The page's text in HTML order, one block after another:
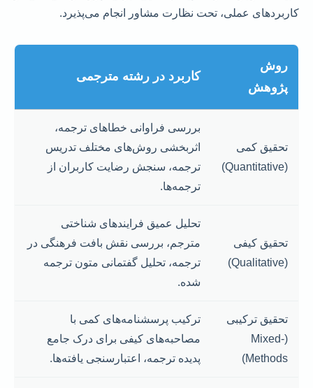
کاربردهای عملی، تحت نظارت مشاور انجام می‌پذیرد.
روش
پژوهش
کاربرد در رشته مترجمی
تحقیق کمی
(Quantitative)
بررسی فراوانی خطاهای ترجمه،
اثربخشی روش‌های مختلف تدریس
ترجمه، سنجش رضایت کاربران از
ترجمه‌ها.
تحقیق کیفی
(Qualitative)
تحلیل عمیق فرایندهای شناختی
مترجم، بررسی نقش بافت فرهنگی در
ترجمه، تحلیل گفتمانی متون ترجمه
شده.
تحقیق ترکیبی
(Mixed-
Methods)
ترکیب پرسشنامه‌های کمی با
مصاحبه‌های کیفی برای درک جامع
پدیده ترجمه، اعتبارسنجی یافته‌ها.